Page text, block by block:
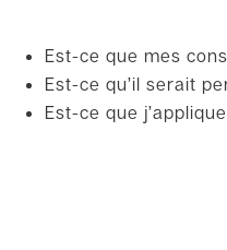
Est-ce que mes
Est-ce qu’il serait
Est-ce que